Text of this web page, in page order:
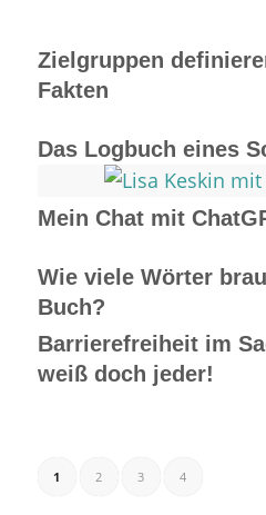
Zielgruppen
Fakten
Das Logbuch eines
Mein Chat mit
Wie viele Wörter
Buch?
Barrierefreiheit im
weiß doch jeder!
1 2 3 4